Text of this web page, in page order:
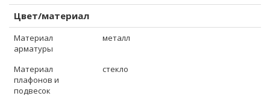
Цвет/материал
Материал
арматуры
металл
Материал
плафонов и
подвесок
стекло